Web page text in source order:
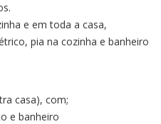
e em toda a casa,
pia na cozinha e banheiro
casa), com;
e banheiro